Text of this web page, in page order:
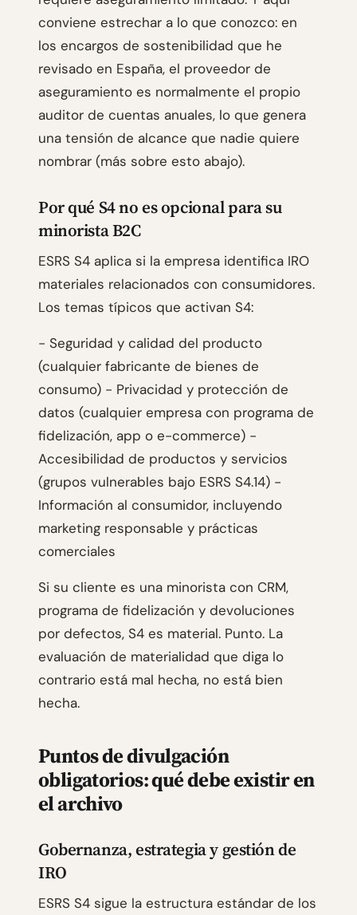
conviene estrechar a lo que conozco: en
los encargos de sostenibilidad que he
revisado en España, el proveedor de
aseguramiento es normalmente el propio
auditor de cuentas anuales, lo que genera
una tensión de alcance que nadie quiere
nombrar (más sobre esto abajo).
Por qué S4 no es opcional para su
minorista B2C
ESRS S4 aplica si la empresa identifica IRO
materiales relacionados con consumidores.
Los temas típicos que activan S4:
- Seguridad y calidad del producto
(cualquier fabricante de bienes de
consumo) - Privacidad y protección de
datos (cualquier empresa con programa de
fidelización, app o e-commerce) -
Accesibilidad de productos y servicios
(grupos vulnerables bajo ESRS S4.14) -
Información al consumidor, incluyendo
marketing responsable y prácticas
comerciales
Si su cliente es una minorista con CRM,
programa de fidelización y devoluciones
por defectos, S4 es material. Punto. La
evaluación de materialidad que diga lo
contrario está mal hecha, no está bien
hecha.
Puntos de divulgación
obligatorios: qué debe existir en
el archivo
Gobernanza, estrategia y gestión de
IRO
ESRS S4 sigue la estructura estándar de los